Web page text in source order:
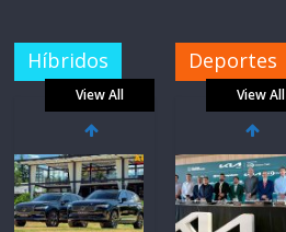
Híbridos
View All
Deportes
View All